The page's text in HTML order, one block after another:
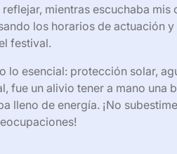
mientras escuchaba
los horarios de actuación
festival.
lo esencial: protección solar,
fue un alivio tener a mano una
lleno de energía. ¡No